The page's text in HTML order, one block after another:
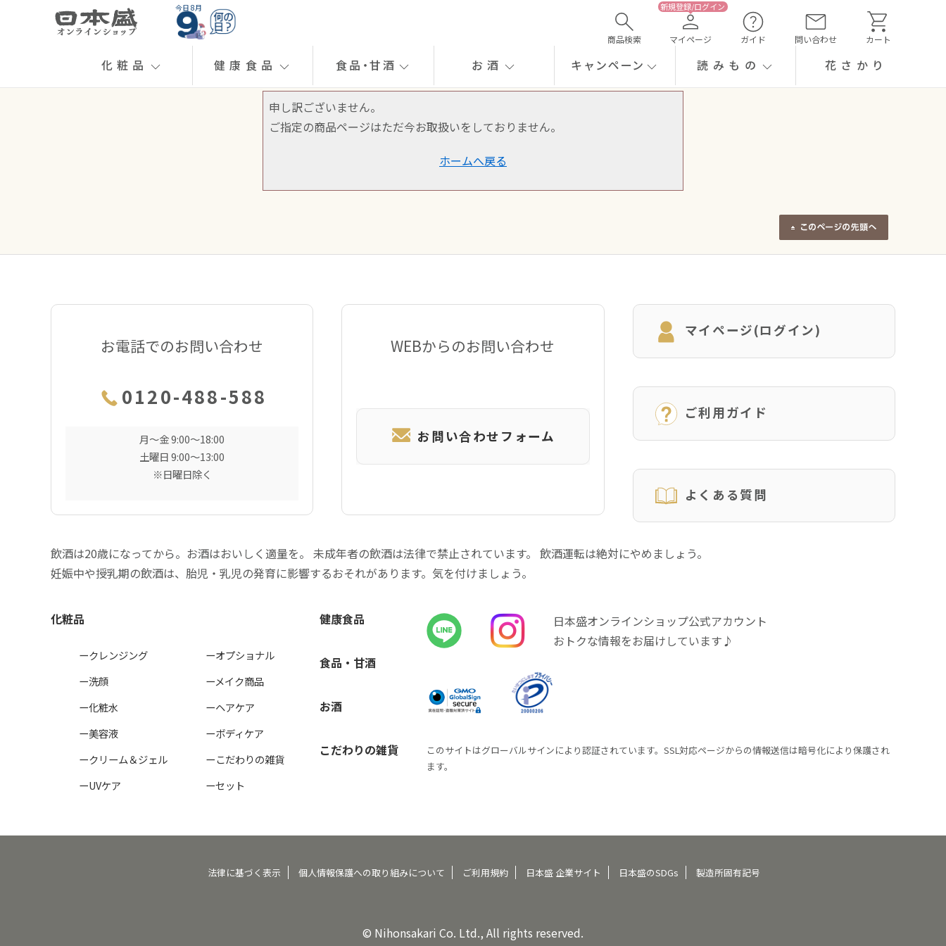
今日 8月
商品検索 マイページ ガイド 問い合わせ カート
化粧品 健康食品 食品・甘酒 お酒 キャンペーン 読みもの 花さかり
申し訳ございません。
ご指定の商品ページはただ今お取扱いをしておりません。
ホームへ戻る
お電話でのお問い合わせ
0120-488-588
月〜金 9:00〜18:00
土曜日 9:00〜13:00
※日曜日除く
WEBからのお問い合わせ
お問い合わせフォーム
マイページ(ログイン)
ご利用ガイド
よくある質問
飲酒は20歳になってから。お酒はおいしく適量を。 未成年者の飲酒は法律で禁止されています。 飲酒運転は絶対にやめましょう。
妊娠中や授乳期の飲酒は、胎児・乳児の発育に影響するおそれがあります。気を付けましょう。
化粧品
ークレンジング
ー洗顔
ー化粧水
ー美容液
ークリーム＆ジェル
ーUVケア
ーオプショナル
ーメイク商品
ーヘアケア
ーボディケア
ーこだわりの雑貨
ーセット
健康食品
食品・甘酒
お酒
こだわりの雑貨
日本盛オンラインショップ公式アカウント
おトクな情報をお届けしています♪
このサイトはグローバルサインにより認証されています。SSL対応ページからの情報送信は暗号化により保護され
ます。
法律に基づく表示 個人情報保護への取り組みについて ご利用規約 日本盛 企業サイト 日本盛のSDGs 製造所固有記号
© Nihonsakari Co. Ltd., All rights reserved.